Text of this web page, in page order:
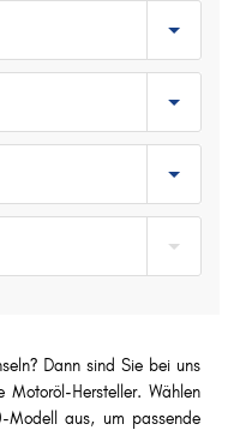
Dann sind Sie bei uns
Hersteller. Wählen
Modell aus, um passende